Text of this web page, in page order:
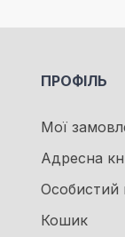
ПРОФІЛЬ
Мої
Адресна
Особистий
Кошик